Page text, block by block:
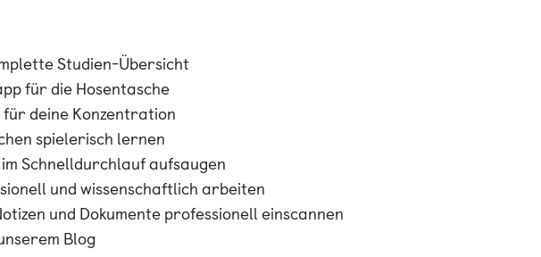
Studien-Übersicht
für die Hosentasche
für deine Konzentration
spielerisch lernen
im Schnelldurchlauf aufsaugen
und wissenschaftlich arbeiten
und Dokumente professionell einscannen
Blog